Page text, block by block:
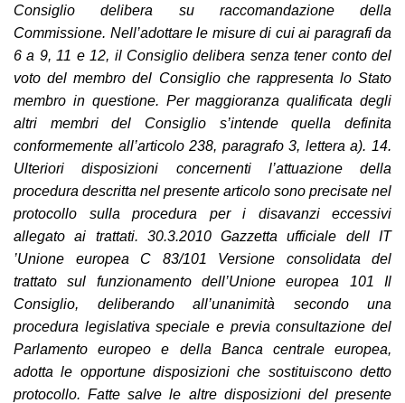
Consiglio delibera su raccomandazione della
Commissione. Nell’adottare le misure di cui ai paragrafi da
6 a 9, 11 e 12, il Consiglio delibera senza tener conto del
voto del membro del Consiglio che rappresenta lo Stato
membro in questione. Per maggioranza qualificata degli
altri membri del Consiglio s’intende quella definita
conformemente all’articolo 238, paragrafo 3, lettera a). 14.
Ulteriori disposizioni concernenti l’attuazione della
procedura descritta nel presente articolo sono precisate nel
protocollo sulla procedura per i disavanzi eccessivi
allegato ai trattati. 30.3.2010 Gazzetta ufficiale dell IT
’Unione europea C 83/101 Versione consolidata del
trattato sul funzionamento dell’Unione europea 101 Il
Consiglio, deliberando all’unanimità secondo una
procedura legislativa speciale e previa consultazione del
Parlamento europeo e della Banca centrale europea,
adotta le opportune disposizioni che sostituiscono detto
protocollo. Fatte salve le altre disposizioni del presente